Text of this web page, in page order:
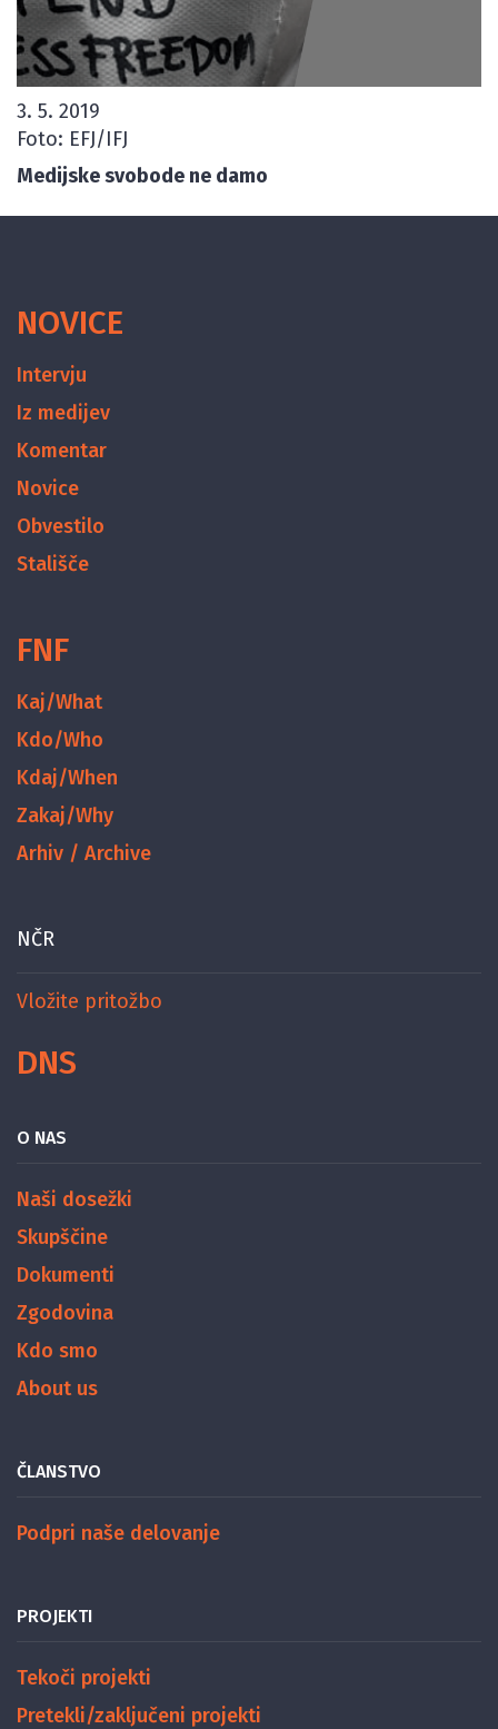
3. 5. 2019
Foto: EFJ/IFJ
Medijske svobode ne damo
NOVICE
Intervju
Iz medijev
Komentar
Novice
Obvestilo
Stališče
FNF
Kaj/What
Kdo/Who
Kdaj/When
Zakaj/Why
Arhiv / Archive
NČR
Vložite pritožbo
DNS
O NAS
Naši dosežki
Skupščine
Dokumenti
Zgodovina
Kdo smo
About us
ČLANSTVO
Podpri naše delovanje
PROJEKTI
Tekoči projekti
Pretekli/zaključeni projekti